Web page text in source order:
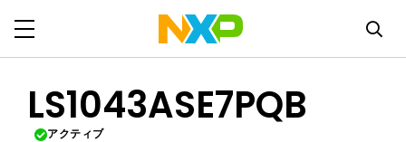
LS1043ASE7PQB
アクティブ